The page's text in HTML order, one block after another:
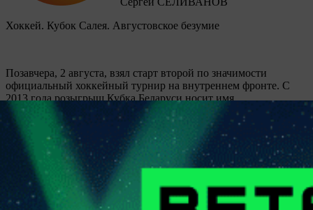
Хоккей. Кубок Салея. Августовское безумие
Позавчера, 2 августа, взял старт второй по значимости
официальный хоккейный турнир на внутреннем фронте. C
2013 года розыгрыш Кубка Беларуси носит имя
прославленного отечественного хоккеиста Руслана Салея, а
вообще в сезоне-2026/27 мероприятие пройдет 26-й раз.
Защищать звание победителя будет столичная “Юность”, а
всего обладателями почетного трофея в разное время
становились семь ледовых дружин, причем четыре из них
представляют периферию.
Купить подписку